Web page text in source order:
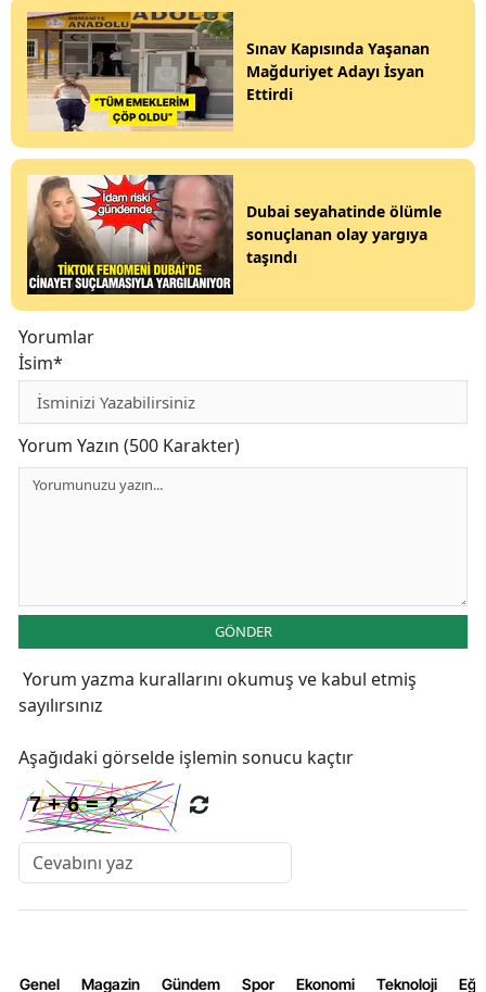
Sınav Kapısında Yaşanan
Mağduriyet Adayı İsyan
Ettirdi
Dubai seyahatinde ölümle
sonuçlanan olay yargıya
taşındı
Yorumlar
İsim*
Yorum Yazın (500 Karakter)
GÖNDER
Yorum yazma kurallarını okumuş ve kabul etmiş
sayılırsınız
Aşağıdaki görselde işlemin sonucu kaçtır
Genel Magazin Gündem Spor Ekonomi Teknoloji